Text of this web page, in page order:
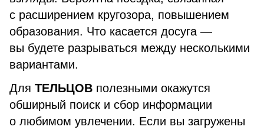
с расширением кругозора, повышением
образования. Что касается досуга —
вы будете разрываться между несколькими
вариантами.
Для ТЕЛЬЦОВ полезными окажутся
обширный поиск и сбор информации
о любимом увлечении. Если вы загружены